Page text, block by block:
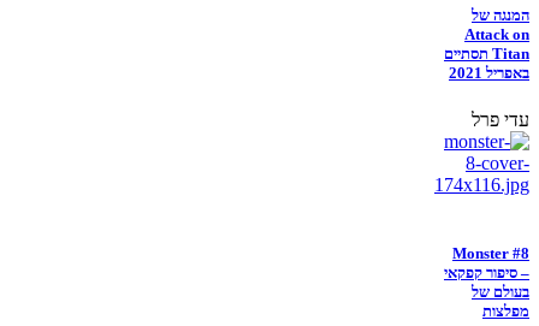
המנגה של
Attack on
Titan תסתיים
באפריל 2021
עדי פרל
Monster #8
– סיפור קפקאי
בעולם של
מפלצות